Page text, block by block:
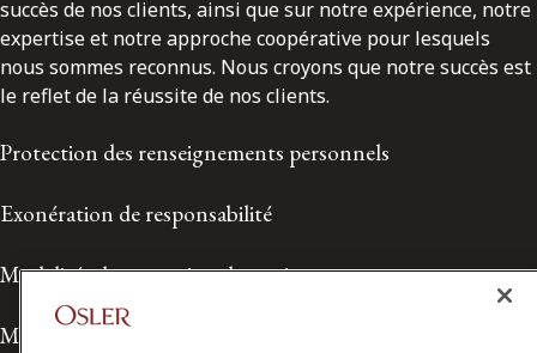
succès de nos clients, ainsi que sur notre expérience, notre
expertise et notre approche coopérative pour lesquels
nous sommes reconnus. Nous croyons que notre succès est
le reflet de la réussite de nos clients.
Protection des renseignements personnels
Exonération de responsabilité
Modalités de prestation de services
Modalités d'utilisation